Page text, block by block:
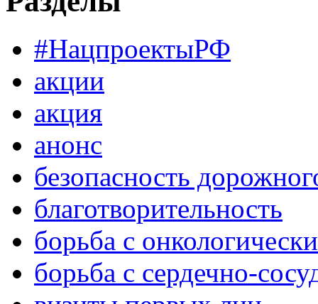
#НацпроектыРФ
акции
акция
анонс
безопасность
благотворительность
борьба с
борьба с сердечно-